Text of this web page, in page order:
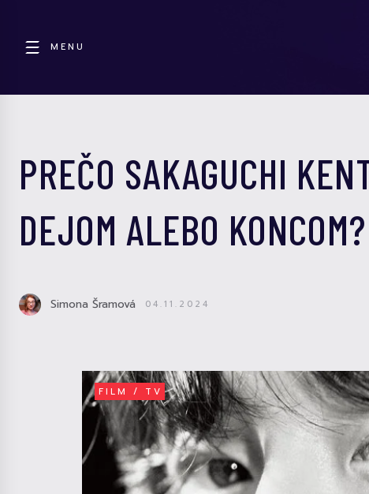
MENU
PREČO SAKAGUCHI
DEJOM ALEBO KONCOM?
Simona Šramová 04.11.2024
FILM / TV